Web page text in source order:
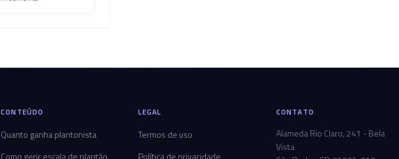
CONTEÚDO
Quanto ganha plantonista
Como gerir escala de plantão
LEGAL
Termos de uso
Política de privacidade
CONTATO
Alameda Rio Claro, 241 - Bela
Vista